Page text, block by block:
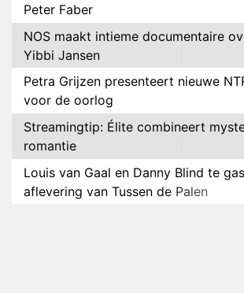
Peter Faber
NOS maakt intieme documentaire
Yibbi Jansen
Petra Grijzen presenteert nieuwe
voor de oorlog
Streamingtip: Élite combineert
romantie
Louis van Gaal en Danny Blind te
aflevering van Tussen de Palen